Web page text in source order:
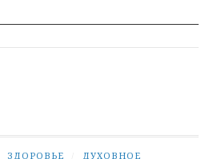
ЗДОРОВЬЕ ДУХОВНОЕ